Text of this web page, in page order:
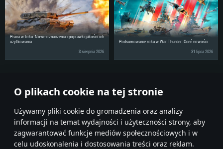
O plikach cookie na tej stronie
Używamy pliki cookie do gromadzenia oraz analizy
informacji na temat wydajności i użyteczności strony, aby
zagwarantować funkcje mediów społecznościowych i w
celu udoskonalenia i dostosowania treści oraz reklam.
Praca w toku: Nowe oznaczenia i poprawki jakości ich
użytkowania
3 sierpnia 2026
Podsumowanie roku w War Thunder: Oceń nowości
31 lipca 2026